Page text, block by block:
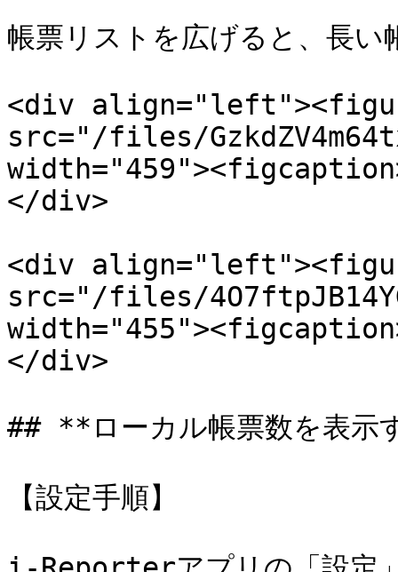
帳票リストを広げると、長い
<div
src="/files/
</div>
<div
src="/files/
</div>
## **ローカル帳票数を表示
【設定手順】